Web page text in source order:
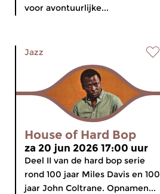
voor avontuurlijke...
Jazz
House of Hard Bop
za 20 jun 2026 17:00 uur
Deel II van de hard bop serie
rond 100 jaar Miles Davis en 100
jaar John Coltrane. Opnamen...